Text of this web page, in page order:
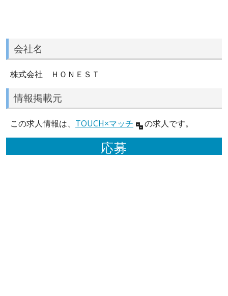
会社名
株式会社 ＨＯＮＥＳＴ
情報掲載元
この求人情報は、 TOUCH×マッチ の求人です。
応募